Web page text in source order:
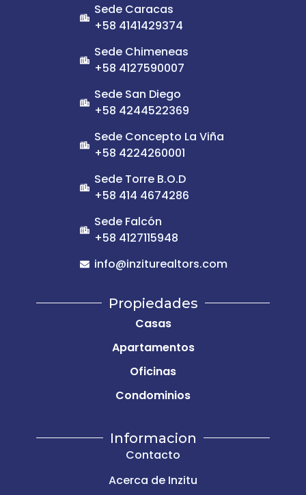
Sede Caracas
+58 4141429374
Sede Chimeneas
+58 4127590007
Sede San Diego
+58 4244522369
Sede Concepto La Viña
+58 4224260001
Sede Torre B.O.D
+58 414 4674286
Sede Falcón
+58 4127115948
info@inziturealtors.com
Propiedades
Casas
Apartamentos
Oficinas
Condominios
Informacion
Contacto
Acerca de Inzitu